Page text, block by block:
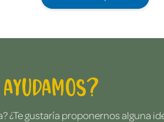
¿Te gustaría proponernos alguna